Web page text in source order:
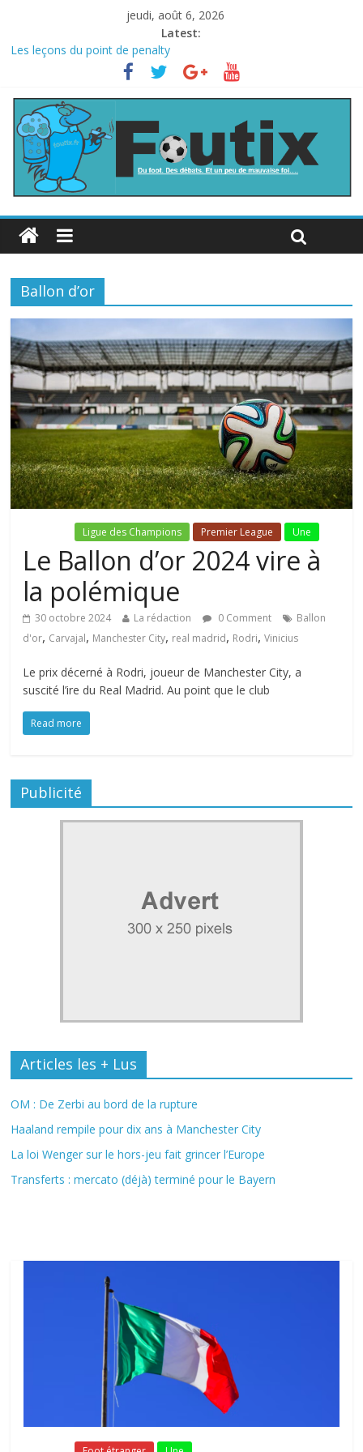
jeudi, août 6, 2026
Latest:
Les leçons du point de penalty
Le football italien retombe dans le chaos
La FIFA veut vendre une part de la Coupe du monde à des fonds
privés, la planète football s’insurge
Les curiosités de la Coupe du monde
L’Inde et la Chine, trop mauvais au football ?
Ballon d’or
Ligue des Champions Premier League Une
Le Ballon d’or 2024 vire à
la polémique
30 octobre 2024 La rédaction 0 Comment
Ballon
d'or, Carvajal, Manchester City, real madrid, Rodri,Vinicius
Le prix décerné à Rodri, joueur de Manchester City, a
suscité l’ire du Real Madrid. Au point que le club
Read more
Publicité
Articles les + Lus
OM : De Zerbi au bord de la rupture
Haaland rempile pour dix ans à Manchester City
La loi Wenger sur le hors-jeu fait grincer l’Europe
Transferts : mercato (déjà) terminé pour le Bayern